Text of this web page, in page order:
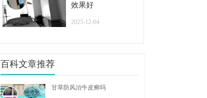
效果好
2025-12-04
百科文章推荐
甘草防风治牛皮癣吗